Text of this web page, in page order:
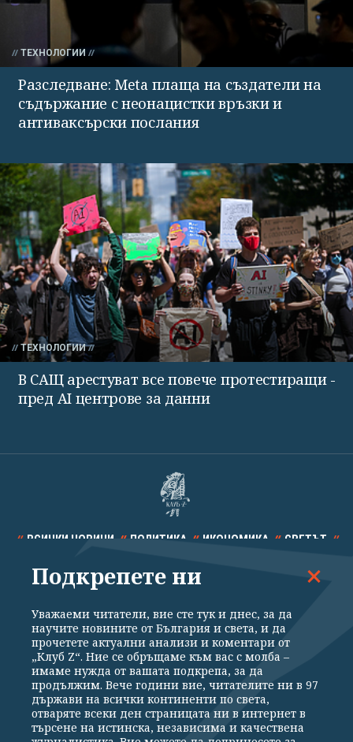
ТЕХНОЛОГИИ
Разследване: Meta плаща на създатели на
съдържание с неонацистки връзки и
антиваксърски послания
ТЕХНОЛОГИИ
В САЩ арестуват все повече протестиращи -
пред AI центрове за данни
ВСИЧКИ НОВИНИ ПОЛИТИКА ИКОНОМИКА СВЕТЪТ
СПОРТ КУЛТУРА ТЕХНОЛОГИИ КАЛЕЙДОСКОП
Общи условия
Политика за поверителност
Реклама
Партньори Контакти
За Клуб Z
Екип
Подкрепете ни
Подкрепете ни
Уважаеми читатели, вие сте тук и днес, за да
научите новините от България и света, и да
прочетете актуални анализи и коментари от
„Клуб Z“. Ние се обръщаме към вас с молба –
имаме нужда от вашата подкрепа, за да
продължим. Вече години вие, читателите ни в 97
държави на всички континенти по света,
отваряте всеки ден страницата ни в интернет в
търсене на истинска, независима и качествена